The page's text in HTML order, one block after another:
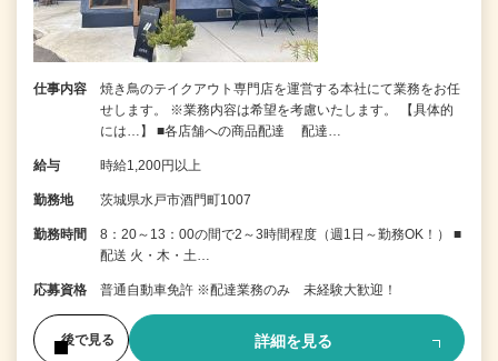
仕事内容
焼き鳥のテイクアウト専門店を運営する本社にて業務をお任
せします。 ※業務内容は希望を考慮いたします。 【具体的
には…】 ■各店舗への商品配達 配達…
給与 時給1,200円以上
勤務地 茨城県水戸市酒門町1007
勤務時間
8：20～13：00の間で2～3時間程度（週1日～勤務OK！） ■
配送 火・木・土…
応募資格 普通自動車免許 ※配達業務のみ 未経験大歓迎！
後で見る 詳細を見る